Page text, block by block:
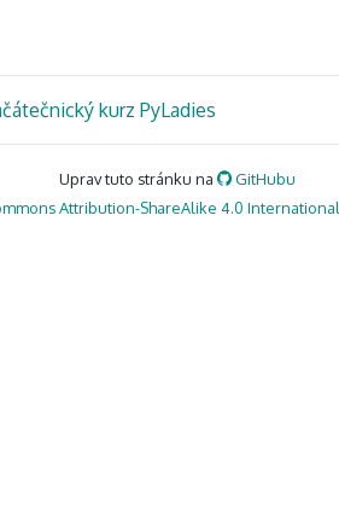
kurz PyLadies
Uprav tuto stránku na
GitHubu
Attribution-ShareAlike 4.0 International